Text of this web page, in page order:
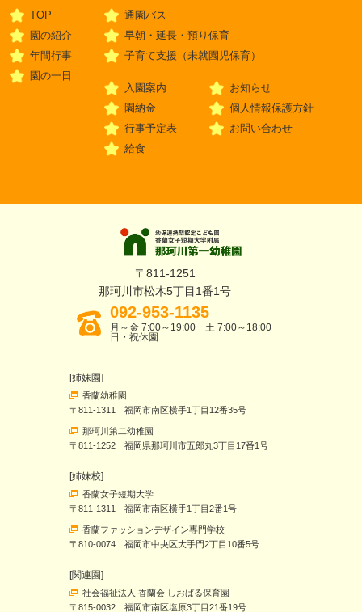
TOP
園の紹介
年間行事
園の一日
通園バス
早朝・延長・預り保育
子育て支援（未就園児保育）
入園案内
園納金
行事予定表
給食
お知らせ
個人情報保護方針
お問い合わせ
〒811-1251
那珂川市松木5丁目1番1号
092-953-1135
月～金 7:00～19:00 土 7:00～18:00
日・祝休園
[姉妹園]
香蘭幼稚園
〒811-1311 福岡市南区横手1丁目12番35号
那珂川第二幼稚園
〒811-1252 福岡県那珂川市五郎丸3丁目17番1号
[姉妹校]
香蘭女子短期大学
〒811-1311 福岡市南区横手1丁目2番1号
香蘭ファッションデザイン専門学校
〒810-0074 福岡市中央区大手門2丁目10番5号
[関連園]
社会福祉法人 香蘭会 しおばる保育園
〒815-0032 福岡市南区塩原3丁目21番19号